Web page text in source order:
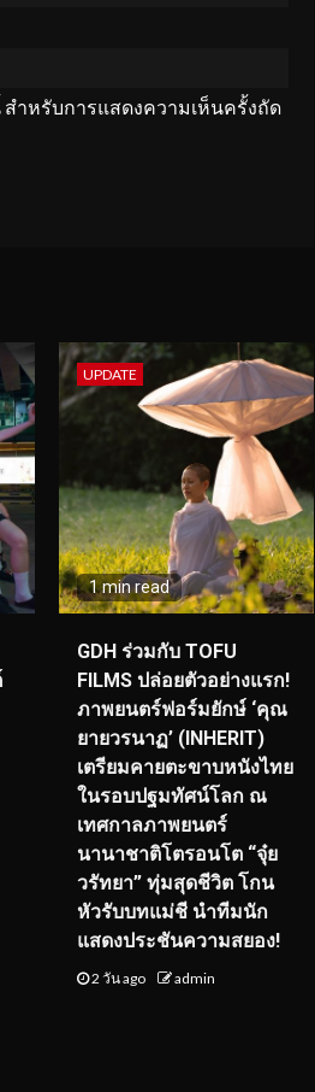
ำหรับการแสดงความเห็นครั้งถัด
UPDATE
1 min read
GDH ร่วมกับ TOFU
FILMS ปล่อยตัวอย่างแรก!
ภาพยนตร์ฟอร์มยักษ์ ‘คุณ
ยายวรนาฏ’ (INHERIT)
เตรียมคายตะขาบหนังไทย
ในรอบปฐมทัศน์โลก ณ
เทศกาลภาพยนตร์
นานาชาติโตรอนโต “จุ๋ย
วรัทยา” ทุ่มสุดชีวิต โกน
หัวรับบทแม่ชี นำทีมนัก
แสดงประชันความสยอง!
2 วัน ago admin